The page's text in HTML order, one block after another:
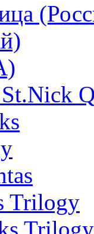
Trilogy